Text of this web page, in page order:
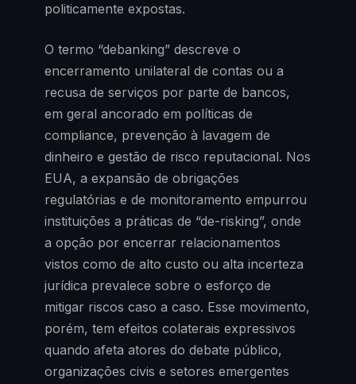
politicamente expostas.
O termo “debanking” descreve o
encerramento unilateral de contas ou a
recusa de serviços por parte de bancos,
em geral ancorado em políticas de
compliance, prevenção à lavagem de
dinheiro e gestão de risco reputacional. Nos
EUA, a expansão de obrigações
regulatórias e de monitoramento empurrou
instituições a práticas de “de-risking”, onde
a opção por encerrar relacionamentos
vistos como de alto custo ou alta incerteza
jurídica prevalece sobre o esforço de
mitigar riscos caso a caso. Esse movimento,
porém, tem efeitos colaterais expressivos
quando afeta atores do debate público,
organizações civis e setores emergentes